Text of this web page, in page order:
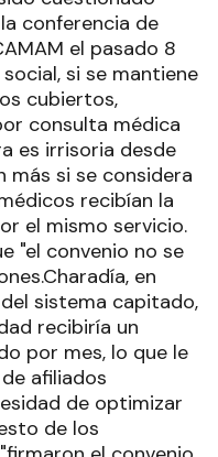
conferencia de
el pasado 8
si se mantiene
cubiertos,
consulta médica
es irrisoria desde
más si se considera
recibían la
el mismo servicio.
"el convenio no se
en
sistema capitado,
recibiría un
por mes, lo que le
afiliados
de optimizar
de los